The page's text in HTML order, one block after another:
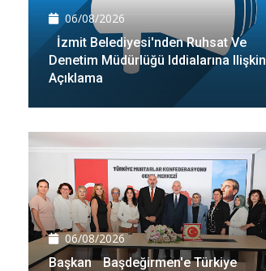
06/08/2026
İzmit Belediyesi'nden Ruhsat Ve
Denetim Müdürlüğü Iddialarına Ilişkin
Açıklama
06/08/2026
Başkan Başdeğirmen'e Türkiye